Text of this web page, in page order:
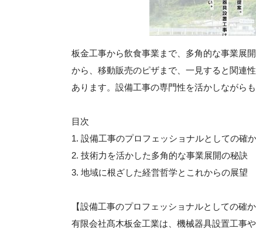
板金工事から飲食事業まで、多角的な事業展
から、移動販売のピザまで、一見すると関連
あります。設備工事の専門性を活かしながら
目次
1. 設備工事のプロフェッショナルとしての確
2. 技術力を活かした多角的な事業展開の秘訣
3. 地域に根ざした経営哲学とこれからの展望
【設備工事のプロフェッショナルとしての確か
有限会社髙木板金工業は、機械器具設置工事